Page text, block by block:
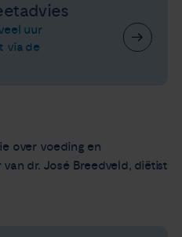
uur
via de
over voeding en
dr. José Breedveld, diëtist